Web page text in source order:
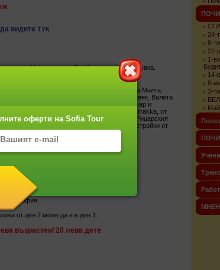
оферти на Sofia Tour
видите ТУК
хотела. Настаняване. Свободна вечер. Нощувка.
впечатляваща и красива, столицата на Малта,
страната. Планирана и построена през 16 век, Валета
вековете, столицата е запазила своя чар и
започва с посещение на градините Barrakka, от
към катедралата, построена от Рицарския
си исторически значими постройки от
екскурзия. Нощувка.
до София.
от ден 2 може да е в ден 1.
възрастен/ 20 лева дете
24-
6-
22-
1-
14
8-
3-